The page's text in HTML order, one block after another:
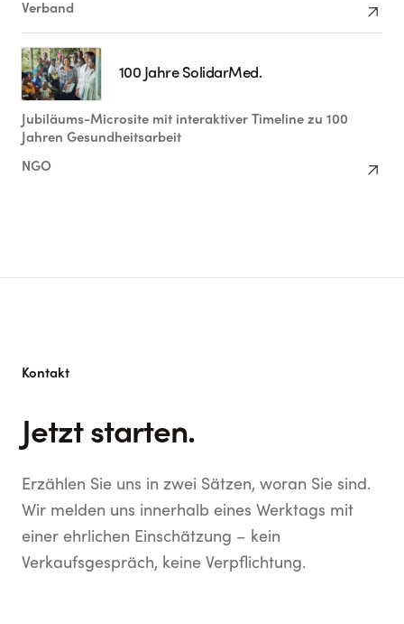
Verband arrow_outward
100 Jahre SolidarMed.
Jubiläums-Microsite mit interaktiver Timeline zu 100
Jahren Gesundheitsarbeit
NGO arrow_outward
Kontakt
Jetzt starten.
Erzählen Sie uns in zwei Sätzen, woran Sie sind.
Wir melden uns innerhalb eines Werktags mit
einer ehrlichen Einschätzung – kein
Verkaufsgespräch, keine Verpflichtung.